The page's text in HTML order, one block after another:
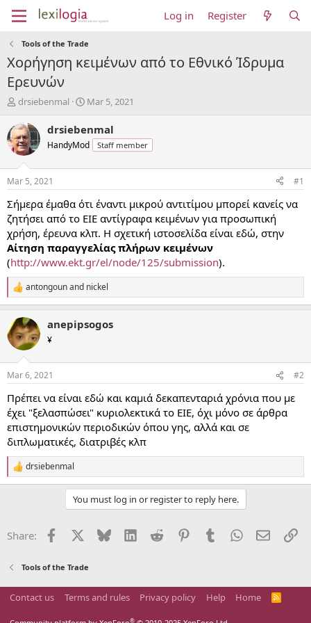
Log in Register
Tools of the Trade
Χορήγηση κειμένων από το Εθνικό Ίδρυμα
Ερευνών
T
r
e
a
d
t
a
r
t
e
r
drsiebenmal
S
a
r
t
t
e
Mar 5, 2021
drsiebenmal
HandyMod Staff member
Mar 5, 2021 #1
Σήμερα έμαθα ότι έναντι μικρού αντιτίμου μπορεί κανείς να
ζητήσει από το ΕΙΕ αντίγραφα κειμένων για προσωπική
χρήση, έρευνα κλπ. Η σχετική ιστοσελίδα είναι εδώ, στην
Αίτηση παραγγελίας πλήρων κειμένων
(http://www.ekt.gr/el/node/125/submission).
R
e
c
t
i
s
antongounand nickel
anepipsogos
¥
Mar 6, 2021 #2
Πρέπει να είναι εδώ και καμιά δεκαπενταριά χρόνια που με
έχει "ξελασπώσει" κυριολεκτικά το ΕΙΕ, όχι μόνο σε άρθρα
επιστημονικών περιοδικών όπου γης, αλλά και σε
διπλωματικές, διατριβές κλπ
R
e
o
:
drsiebenmal
You must log in or register to reply here.
Share: Facebook Bluesky LinkedInReddit PinterestTumblrWhatsApp
Email
Tools of the Trade
Contact us Terms and rules Privacy policy Help Home
R
®